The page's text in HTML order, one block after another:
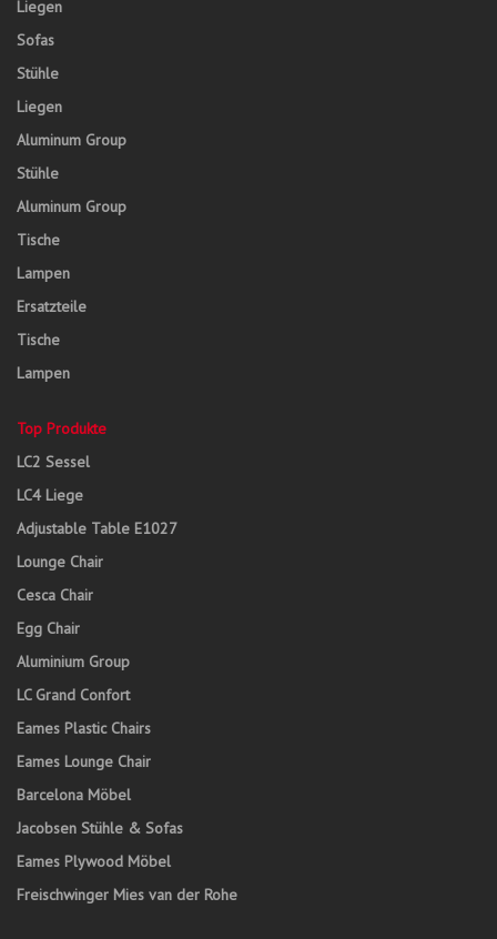
Liegen
Sofas
Stühle
Liegen
Aluminum Group
Stühle
Aluminum Group
Tische
Lampen
Ersatzteile
Tische
Lampen
Top Produkte
LC2 Sessel
LC4 Liege
Adjustable Table E1027
Lounge Chair
Cesca Chair
Egg Chair
Aluminium Group
LC Grand Confort
Eames Plastic Chairs
Eames Lounge Chair
Barcelona Möbel
Jacobsen Stühle & Sofas
Eames Plywood Möbel
Freischwinger Mies van der Rohe